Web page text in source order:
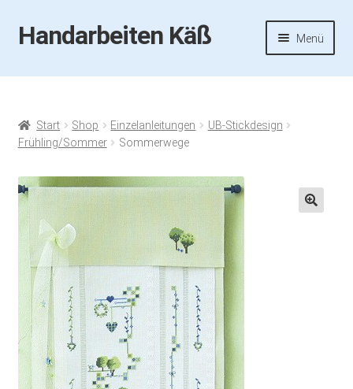
Zur
Navigation
Zum
Inhalt
Handarbeiten Käß Menü
Startseite
Aktuelles
Termine
Handarbeiten-Käß-Shop
Kasse
Mein Konto
Start Shop Einzelanleitungen
UB-Stickdesign
Frühling/Sommer
Sommerwege